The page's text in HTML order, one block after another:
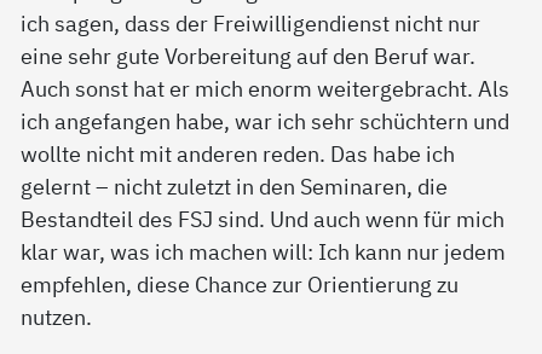
ich sagen, dass der Freiwilligendienst nicht nur
eine sehr gute Vorbereitung auf den Beruf war.
Auch sonst hat er mich enorm weitergebracht. Als
ich angefangen habe, war ich sehr schüchtern und
wollte nicht mit anderen reden. Das habe ich
gelernt – nicht zuletzt in den Seminaren, die
Bestandteil des FSJ sind. Und auch wenn für mich
klar war, was ich machen will: Ich kann nur jedem
empfehlen, diese Chance zur Orientierung zu
nutzen.